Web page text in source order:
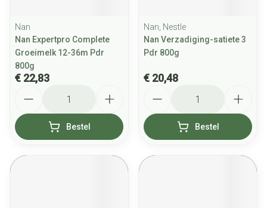
Nan
Nan Expertpro Complete
Groeimelk 12-36m Pdr
800g
€ 22,83
Bestel
Nan, Nestle
Nan Verzadiging-satiete 3
Pdr 800g
€ 20,48
Bestel